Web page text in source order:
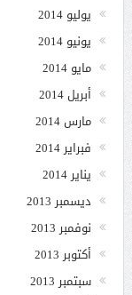
يوليو 2014
يونيو 2014
مايو 2014
أبريل 2014
مارس 2014
فبراير 2014
يناير 2014
ديسمبر 2013
نوفمبر 2013
أكتوبر 2013
سبتمبر 2013